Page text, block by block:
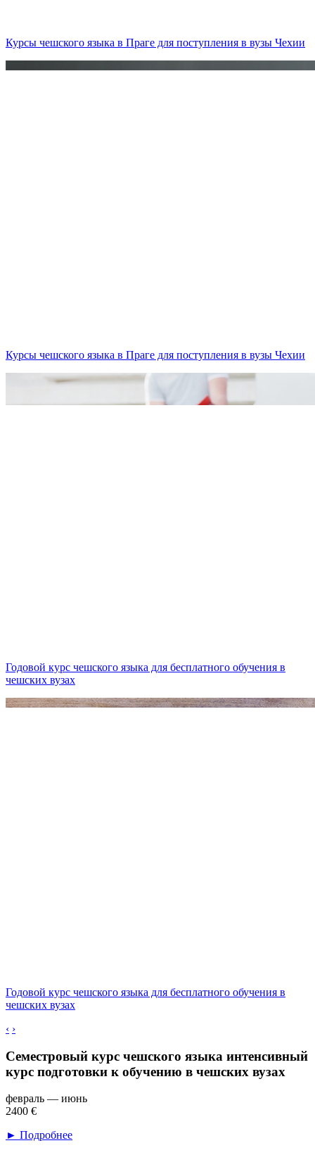
Курсы чешского языка в Праге для поступления в вузы Чехии
Курсы чешского языка в Праге для поступления в вузы Чехии
Годовой курс чешского языка для бесплатного обучения в
чешских вузах
Годовой курс чешского языка для бесплатного обучения в
чешских вузах
‹ ›
Семестровый курс чешского языка интенсивный
курс подготовки к обучению в чешских вузах
февраль — июнь
2400 €
► Подробнее